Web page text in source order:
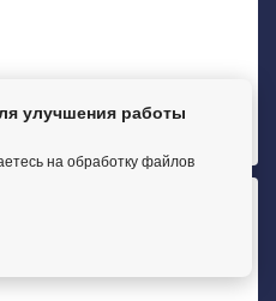
улучшения работы
на обработку файлов